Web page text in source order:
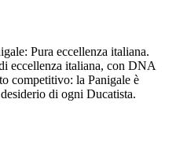
Pura eccellenza italiana.
eccellenza italiana, con DNA
competitivo: la Panigale è
di ogni Ducatista.